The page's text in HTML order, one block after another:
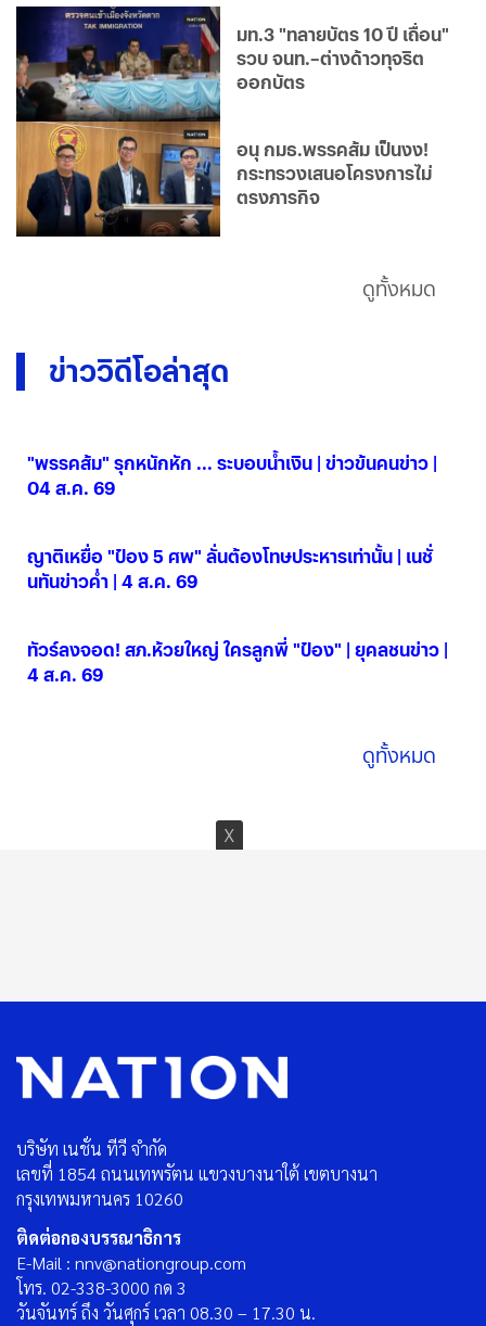
มท.3 "ทลายบัตร 10 ปี เถื่อน"
รวบ จนท.–ต่างด้าวทุจริต
ออกบัตร
อนุ กมธ.พรรคส้ม เป็นงง!
กระทรวงเสนอโครงการไม่
ตรงภารกิจ
ดูทั้งหมด
ข่าววิดีโอล่าสุด
"พรรคส้ม" รุกหนักหัก ... ระบอบน้ำเงิน | ข่าวข้นคนข่าว |
04 ส.ค. 69
ญาติเหยื่อ "ป๋อง 5 ศพ" ลั่นต้องโทษประหารเท่านั้น | เนชั่
นทันข่าวค่ำ | 4 ส.ค. 69
ทัวร์ลงจอด! สภ.ห้วยใหญ่ ใครลูกพี่ "ป๋อง" | ยุคลชนข่าว |
4 ส.ค. 69
ดูทั้งหมด
บริษัท เนชั่น ทีวี จำกัด
เลขที่ 1854 ถนนเทพรัตน แขวงบางนาใต้ เขตบางนา
กรุงเทพมหานคร 10260
ติดต่อกองบรรณาธิการ
E-Mail : nnv@nationgroup.com
โทร. 02-338-3000 กด 3
วันจันทร์ ถึง วันศุกร์ เวลา 08.30 – 17.30 น.